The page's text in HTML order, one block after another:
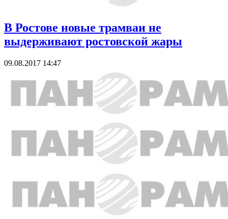
В Ростове новые трамваи не
выдерживают ростовской жары
09.08.2017 14:47